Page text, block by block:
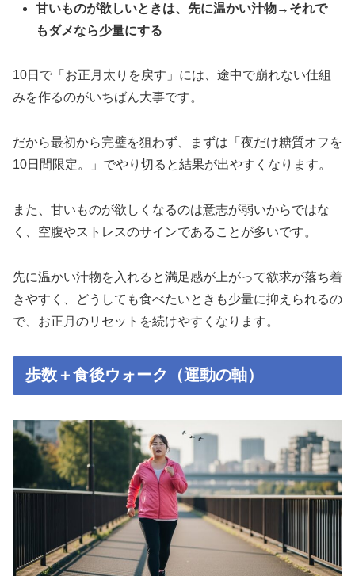
甘いものが欲しいときは、先に温かい汁物→それで
もダメなら少量にする
10日で「お正月太りを戻す」には、途中で崩れない仕組
みを作るのがいちばん大事です。
だから最初から完璧を狙わず、まずは「夜だけ糖質オフを
10日間限定。」でやり切ると結果が出やすくなります。
また、甘いものが欲しくなるのは意志が弱いからではな
く、空腹やストレスのサインであることが多いです。
先に温かい汁物を入れると満足感が上がって欲求が落ち着
きやすく、どうしても食べたいときも少量に抑えられるの
で、お正月のリセットを続けやすくなります。
歩数＋食後ウォーク（運動の軸）